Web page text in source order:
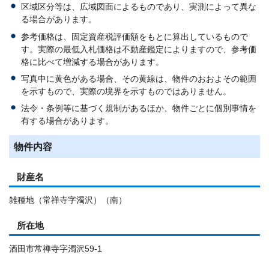
区域区分等は、広域図面によるものであり、実測によって異な
る場合があります。
参考価格は、固定資産税評価額をもとに算出しているもので
す。実際の最低入札価格は不動産鑑定によりますので、参考価
格に比べて増減する場合があります。
写真中に黄色がある場合、その黄線は、物件のおおよその範囲
を示すもので、実際の境界を示すものではありません。
法令・条例等に基づく規制があるほか、物件ごとに個別事情を
有する場合があります。
物件内容
財産名
雑種地（常禅寺字濁沢）（南）
所在地
酒田市常禅寺字濁沢59-1